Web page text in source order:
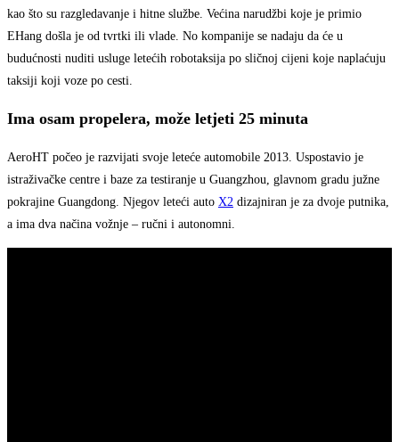
kao što su razgledavanje i hitne službe. Većina narudžbi koje je primio
EHang došla je od tvrtki ili vlade. No kompanije se nadaju da će u
budućnosti nuditi usluge letećih robotaksija po sličnoj cijeni koje naplaćuju
taksiji koji voze po cesti.
Ima osam propelera, može letjeti 25 minuta
AeroHT počeo je razvijati svoje leteće automobile 2013. Uspostavio je
istraživačke centre i baze za testiranje u Guangzhou, glavnom gradu južne
pokrajine Guangdong. Njegov leteći auto X2 dizajniran je za dvoje putnika,
a ima dva načina vožnje – ručni i autonomni.